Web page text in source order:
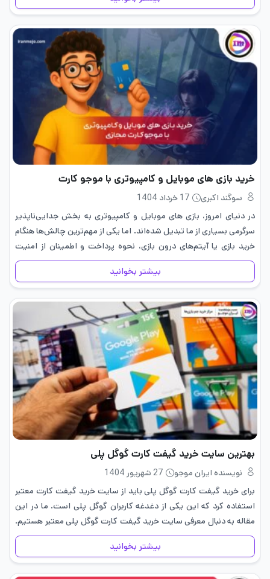
خرید بازی های موبایل و کامپیوتری با موجو کارت
سوگند اکبری
17 خرداد 1404
در دنیای امروز، بازی های موبایل و کامپیوتری به بخش جدایی‌ناپذیر
سرگرمی بسیاری از ما تبدیل شده‌اند. اما یکی از مهم‌ترین چالش‌ها هنگام
خرید بازی یا آیتم‌های درون بازی، نحوه پرداخت و اطمینان از امنیت
تراکنش‌هاست. بسیاری از گیمرها در…
بیشتر بخوانید
بهترین سایت خرید گیفت کارت گوگل پلی
نویسنده ایران موجو
27 شهریور 1404
برای خرید گیفت کارت گوگل پلی باید از سایت خرید گیفت کارت معتبر
استفاده کرد که این یکی از دغدغه کاربران گوگل پلی است. ما در این
مقاله به دنبال معرفی سایت خرید گیفت کارت گوگل پلی معتبر هستیم.
گوگل…
بیشتر بخوانید